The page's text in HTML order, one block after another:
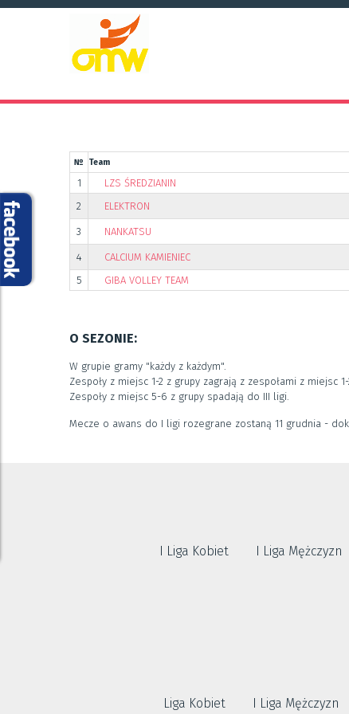
№ Team
1 LZS ŚREDZIANIN
2
ELEKTRON
3 NANKATSU
4 CALCIUM KAMIENIEC
5
GIBA VOLLEY TEAM
O SEZONIE:
W grupie gramy "każdy z każdym".
Zespoły z miejsc 1-2 z grupy zagrają z zespołami z miejsc
Zespoły z miejsc 5-6 z grupy spadają do III ligi.
Mecze o awans do I ligi rozegrane zostaną 11 grudnia -
I Liga Kobiet I Liga Mężczyzn
Liga Kobiet I Liga Mężczyzn